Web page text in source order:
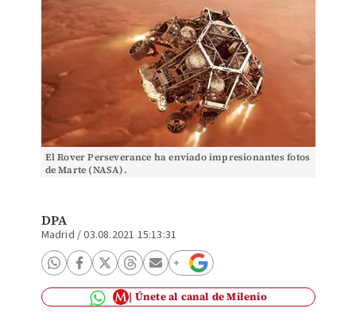
El Rover Perseverance ha enviado impresionantes fotos
de Marte (NASA).
DPA
Madrid /03.08.2021 15:13:31
Únete al canal de Milenio